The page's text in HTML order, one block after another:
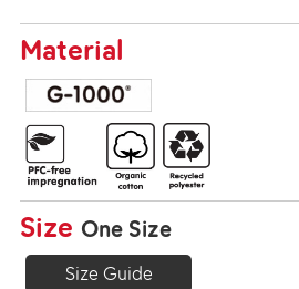
Material
Size One Size
Size Guide